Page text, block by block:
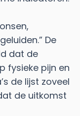
De
dat de
fysieke pijn en
de lijst zoveel
de uitkomst